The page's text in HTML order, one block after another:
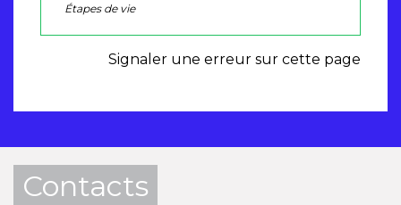
Étapes de vie
Signaler une erreur sur cette page
Contacts